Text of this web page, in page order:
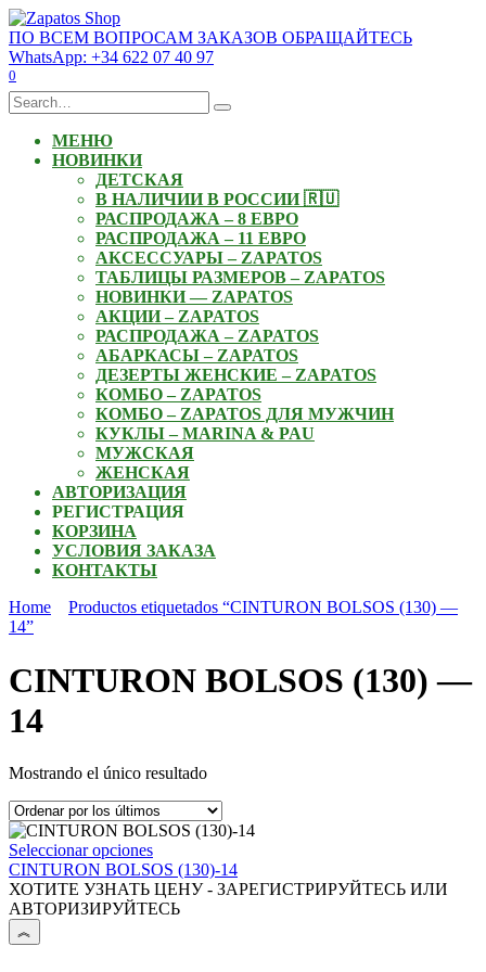
Skip
to
content
ПО ВСЕМ ВОПРОСАМ ЗАКАЗОВ ОБРАЩАЙТЕСЬ
WhatsApp: +34 622 07 40 97
0
Search
for:
МЕНЮ
НОВИНКИ
ДЕТСКАЯ
В НАЛИЧИИ В РОССИИ 🇷🇺
РАСПРОДАЖА – 8 ЕВРО
РАСПРОДАЖА – 11 ЕВРО
АКСЕССУАРЫ – ZAPATOS
ТАБЛИЦЫ РАЗМЕРОВ – ZAPATOS
НОВИНКИ — ZAPATOS
АКЦИИ – ZAPATOS
РАСПРОДАЖА – ZAPATOS
АБАРКАСЫ – ZAPATOS
ДЕЗЕРТЫ ЖЕНСКИЕ – ZAPATOS
КОМБО – ZAPATOS
КОМБО – ZAPATOS ДЛЯ МУЖЧИН
КУКЛЫ – MARINA & PAU
МУЖСКАЯ
ЖЕНСКАЯ
АВТОРИЗАЦИЯ
РЕГИСТРАЦИЯ
КОРЗИНА
УСЛОВИЯ ЗАКАЗА
КОНТАКТЫ
Home
Productos etiquetados “CINTURON BOLSOS (130) —
14”
CINTURON BOLSOS (130) —
14
Mostrando el único resultado
Seleccionar opcionesEste
producto
tiene
múltiples
CINTURON BOLSOS (130)-14
ХОТИТЕ УЗНАТЬ ЦЕНУ - ЗАРЕГИСТРИРУЙТЕСЬ ИЛИ
АВТОРИЗИРУЙТЕСЬ